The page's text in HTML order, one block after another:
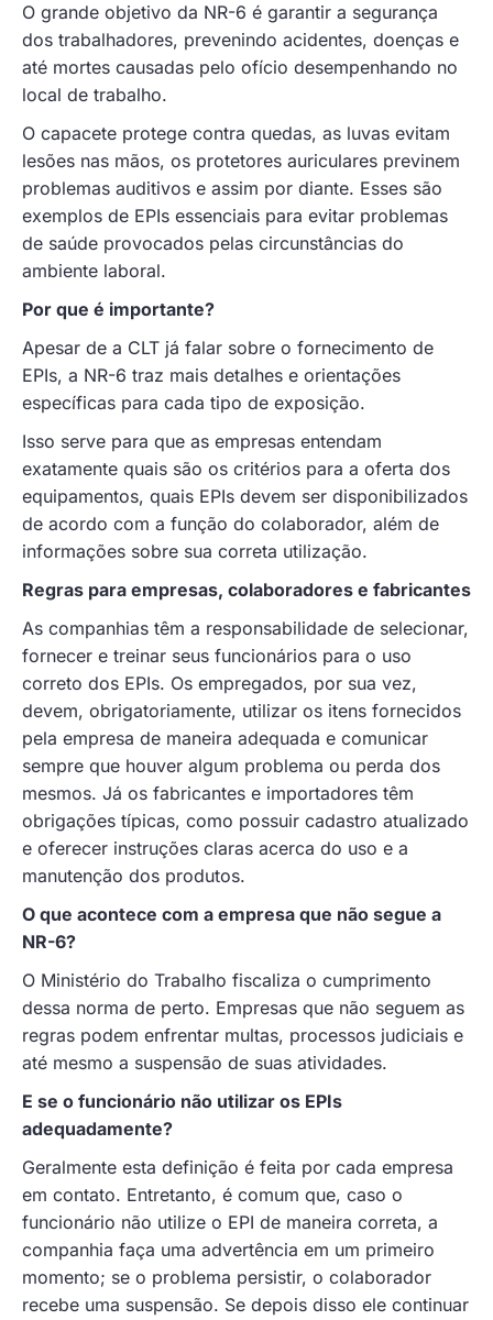
O grande objetivo da NR-6 é garantir a segurança
dos trabalhadores, prevenindo acidentes, doenças e
até mortes causadas pelo ofício desempenhando no
local de trabalho.
O capacete protege contra quedas, as luvas evitam
lesões nas mãos, os protetores auriculares previnem
problemas auditivos e assim por diante. Esses são
exemplos de EPIs essenciais para evitar problemas
de saúde provocados pelas circunstâncias do
ambiente laboral.
Por que é importante?
Apesar de a CLT já falar sobre o fornecimento de
EPIs, a NR-6 traz mais detalhes e orientações
específicas para cada tipo de exposição.
Isso serve para que as empresas entendam
exatamente quais são os critérios para a oferta dos
equipamentos, quais EPIs devem ser disponibilizados
de acordo com a função do colaborador, além de
informações sobre sua correta utilização.
Regras para empresas, colaboradores e fabricantes
As companhias têm a responsabilidade de selecionar,
fornecer e treinar seus funcionários para o uso
correto dos EPIs. Os empregados, por sua vez,
devem, obrigatoriamente, utilizar os itens fornecidos
pela empresa de maneira adequada e comunicar
sempre que houver algum problema ou perda dos
mesmos. Já os fabricantes e importadores têm
obrigações típicas, como possuir cadastro atualizado
e oferecer instruções claras acerca do uso e a
manutenção dos produtos.
O que acontece com a empresa que não segue a
NR-6?
O Ministério do Trabalho fiscaliza o cumprimento
dessa norma de perto. Empresas que não seguem as
regras podem enfrentar multas, processos judiciais e
até mesmo a suspensão de suas atividades.
E se o funcionário não utilizar os EPIs
adequadamente?
Geralmente esta definição é feita por cada empresa
em contato. Entretanto, é comum que, caso o
funcionário não utilize o EPI de maneira correta, a
companhia faça uma advertência em um primeiro
momento; se o problema persistir, o colaborador
recebe uma suspensão. Se depois disso ele continuar